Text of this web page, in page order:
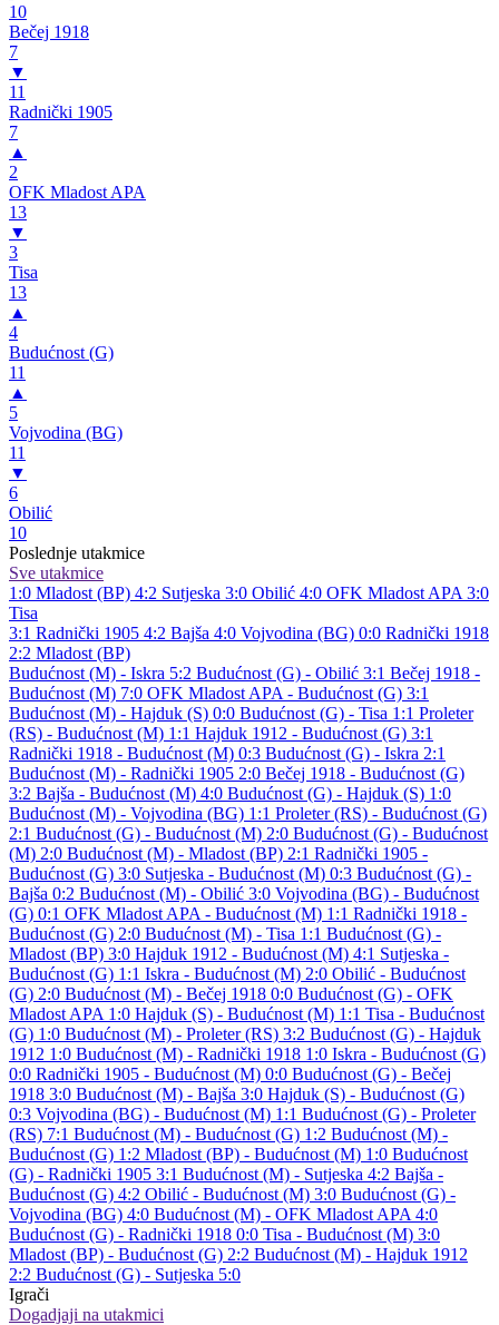
10
Bečej 1918
7
▼
11
Radnički 1905
7
▲
2
OFK Mladost APA
13
▼
3
Tisa
13
▲
4
Budućnost (G)
11
▲
5
Vojvodina (BG)
11
▼
6
Obilić
10
Poslednje utakmice
Sve utakmice
1:0 Mladost (BP) 4:2 Sutjeska 3:0 Obilić 4:0 OFK Mladost APA 3:0
Tisa
3:1 Radnički 1905 4:2 Bajša 4:0 Vojvodina (BG) 0:0 Radnički 1918
2:2 Mladost (BP)
Budućnost (M) - Iskra 5:2 Budućnost (G) - Obilić 3:1 Bečej 1918 -
Budućnost (M) 7:0 OFK Mladost APA - Budućnost (G) 3:1
Budućnost (M) - Hajduk (S) 0:0 Budućnost (G) - Tisa 1:1 Proleter
(RS) - Budućnost (M) 1:1 Hajduk 1912 - Budućnost (G) 3:1
Radnički 1918 - Budućnost (M) 0:3 Budućnost (G) - Iskra 2:1
Budućnost (M) - Radnički 1905 2:0 Bečej 1918 - Budućnost (G)
3:2 Bajša - Budućnost (M) 4:0 Budućnost (G) - Hajduk (S) 1:0
Budućnost (M) - Vojvodina (BG) 1:1 Proleter (RS) - Budućnost (G)
2:1 Budućnost (G) - Budućnost (M) 2:0 Budućnost (G) - Budućnost
(M) 2:0 Budućnost (M) - Mladost (BP) 2:1 Radnički 1905 -
Budućnost (G) 3:0 Sutjeska - Budućnost (M) 0:3 Budućnost (G) -
Bajša 0:2 Budućnost (M) - Obilić 3:0 Vojvodina (BG) - Budućnost
(G) 0:1 OFK Mladost APA - Budućnost (M) 1:1 Radnički 1918 -
Budućnost (G) 2:0 Budućnost (M) - Tisa 1:1 Budućnost (G) -
Mladost (BP) 3:0 Hajduk 1912 - Budućnost (M) 4:1 Sutjeska -
Budućnost (G) 1:1 Iskra - Budućnost (M) 2:0 Obilić - Budućnost
(G) 2:0 Budućnost (M) - Bečej 1918 0:0 Budućnost (G) - OFK
Mladost APA 1:0 Hajduk (S) - Budućnost (M) 1:1 Tisa - Budućnost
(G) 1:0 Budućnost (M) - Proleter (RS) 3:2 Budućnost (G) - Hajduk
1912 1:0 Budućnost (M) - Radnički 1918 1:0 Iskra - Budućnost (G)
0:0 Radnički 1905 - Budućnost (M) 0:0 Budućnost (G) - Bečej
1918 3:0 Budućnost (M) - Bajša 3:0 Hajduk (S) - Budućnost (G)
0:3 Vojvodina (BG) - Budućnost (M) 1:1 Budućnost (G) - Proleter
(RS) 7:1 Budućnost (M) - Budućnost (G) 1:2 Budućnost (M) -
Budućnost (G) 1:2 Mladost (BP) - Budućnost (M) 1:0 Budućnost
(G) - Radnički 1905 3:1 Budućnost (M) - Sutjeska 4:2 Bajša -
Budućnost (G) 4:2 Obilić - Budućnost (M) 3:0 Budućnost (G) -
Vojvodina (BG) 4:0 Budućnost (M) - OFK Mladost APA 4:0
Budućnost (G) - Radnički 1918 0:0 Tisa - Budućnost (M) 3:0
Mladost (BP) - Budućnost (G) 2:2 Budućnost (M) - Hajduk 1912
2:2 Budućnost (G) - Sutjeska 5:0
Igrači
Dogadjaji na utakmici